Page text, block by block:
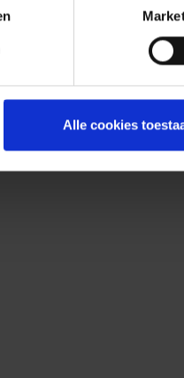
Alle cookies